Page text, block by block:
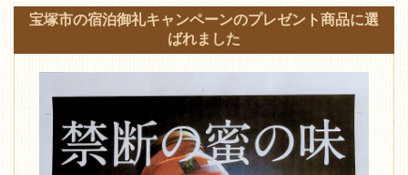
宝塚市の宿泊御礼キャンペーンのプレゼント商品に選
ばれました